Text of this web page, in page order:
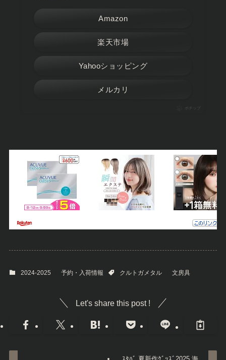
Amazon
楽天市場
Yahooショッピング
メルカリ
ポチップ
2024-2025 予約・入荷情報 クルトガメタル 文房具
Let's share this post !